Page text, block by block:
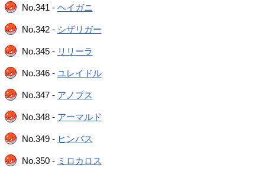
No.341 - ヘイガニ
No.342 - シザリガー
No.345 - リリーラ
No.346 - ユレイドル
No.347 - アノプス
No.348 - アーマルド
No.349 - ヒンバス
No.350 - ミロカロス